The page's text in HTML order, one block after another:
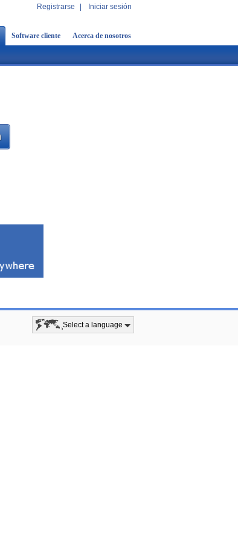
Registrarse Iniciar sesión
Software cliente Acerca de nosotros
Select a language